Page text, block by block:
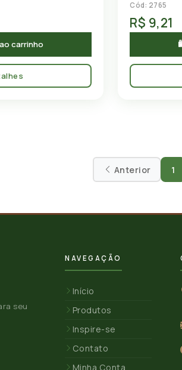
carrinho
Cód: 2765
R$ 9,21
Anterior 1
seu
NAVEGAÇÃO
Início
Produtos
Inspire-se
Contato
Minha Conta